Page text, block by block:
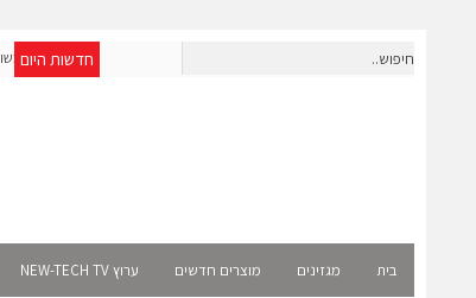
חדשות היום
OpenAI מרחיבה את פעילותה בישראל; אברא הוסמכה כשותפת
בית מגזינים מוצרים חדשים ערוץ NEW-TECH TV